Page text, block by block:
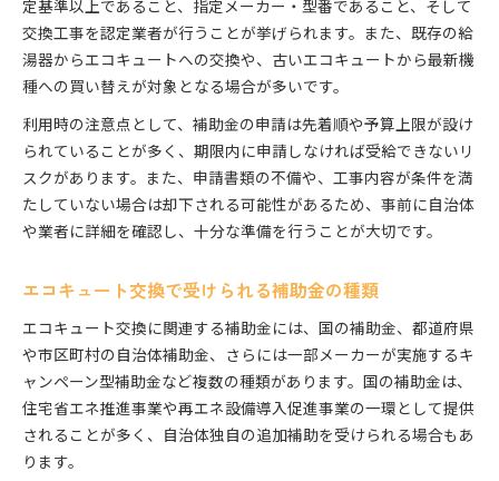
定基準以上であること、指定メーカー・型番であること、そして
交換工事を認定業者が行うことが挙げられます。また、既存の給
湯器からエコキュートへの交換や、古いエコキュートから最新機
種への買い替えが対象となる場合が多いです。
利用時の注意点として、補助金の申請は先着順や予算上限が設け
られていることが多く、期限内に申請しなければ受給できないリ
スクがあります。また、申請書類の不備や、工事内容が条件を満
たしていない場合は却下される可能性があるため、事前に自治体
や業者に詳細を確認し、十分な準備を行うことが大切です。
エコキュート交換で受けられる補助金の種類
エコキュート交換に関連する補助金には、国の補助金、都道府県
や市区町村の自治体補助金、さらには一部メーカーが実施するキ
ャンペーン型補助金など複数の種類があります。国の補助金は、
住宅省エネ推進事業や再エネ設備導入促進事業の一環として提供
されることが多く、自治体独自の追加補助を受けられる場合もあ
ります。